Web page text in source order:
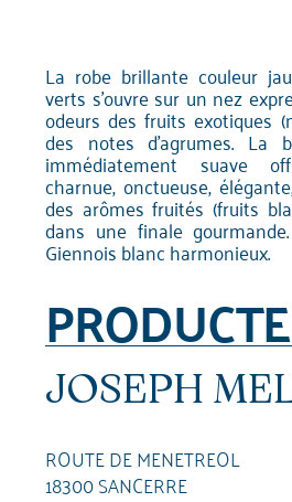
La robe brillante couleur
verts s'ouvre sur un nez
odeurs des fruits exotiques
des notes d'agrumes. La
immédiatement suave
charnue, onctueuse,
des arômes fruités (fruits
dans une finale
Giennois blanc harmonieux.
JOSEPH
ROUTE DE MENETREOL
18300 SANCERRE